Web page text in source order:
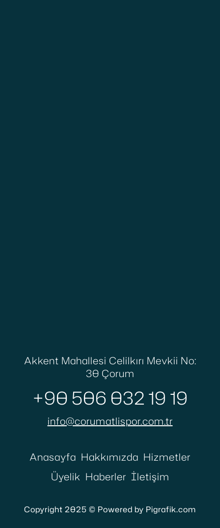
Akkent Mahallesi Celilkırı Mevkii No:
30 Çorum
+90 506 032 19 19
info@corumatlispor.com.tr
Anasayfa Hakkımızda Hizmetler
Copyright 2025 © Powered by Pigrafik.com
Üyelik Haberler İletişim